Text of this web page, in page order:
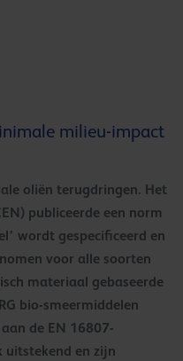
milieu-impact
oliën terugdringen. Het
publiceerde een norm
wordt gespecificeerd en
voor alle soorten
materiaal gebaseerde
bio-smeermiddelen
de EN 16807-
uitstekend en zijn